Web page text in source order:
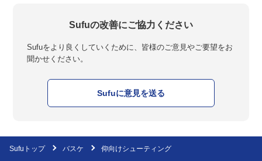
Sufuの改善にご協力ください
Sufuをより良くしていくために、皆様のご意見やご要望をお
聞かせください。
Sufuに意見を送る
Sufuトップ バスケ 仰向けシューティング